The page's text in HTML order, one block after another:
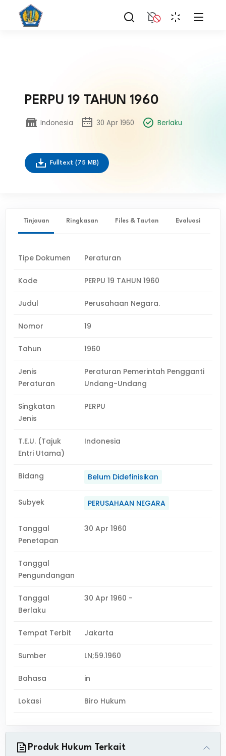
PERPU 19 TAHUN 1960
Indonesia 30 Apr 1960 Berlaku
Fulltext (75 MB)
Tinjauan Ringkasan Files & Tautan Evaluasi
Tipe Dokumen Peraturan
Kode PERPU 19 TAHUN 1960
Judul Perusahaan Negara.
Nomor 19
Tahun 1960
Jenis
Peraturan
Peraturan Pemerintah Pengganti
Undang-Undang
Singkatan
Jenis
PERPU
T.E.U. (Tajuk
Entri Utama)
Indonesia
Bidang Belum Didefinisikan
Subyek PERUSAHAAN NEGARA
Tanggal
Penetapan
30 Apr 1960
Tanggal
Pengundangan
Tanggal
Berlaku
30 Apr 1960 -
Tempat Terbit Jakarta
Sumber LN;59.1960
Bahasa in
Lokasi Biro Hukum
Produk Hukum Terkait